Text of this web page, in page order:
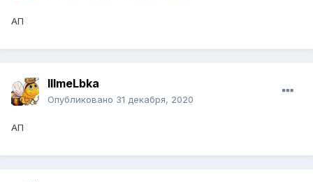
АП
IIImeLbka
Опубликовано 31 декабря, 2020
АП